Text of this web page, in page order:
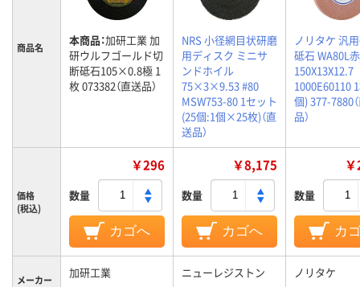
商品名 本商品：加研工業 加
研ウルフゴールド切
断砥石105×0.8極 1
枚 073382（直送品）
NRS 小径網目状研磨
用ディスク ミニサ
ンドホイル
75×3×9.53 #80
MSW753-80 1セット
(25個:1個×25枚)（直
送品）
ノリタケ 汎
砥石 WA80L赤
150X13X12.7
1000E60110
個) 377-7880
品）
価格
(税込)
￥296
数量
カゴへ
￥8,175
数量
カゴへ
数量
カ
メーカー 加研工業 ニューレジストン ノリタケ